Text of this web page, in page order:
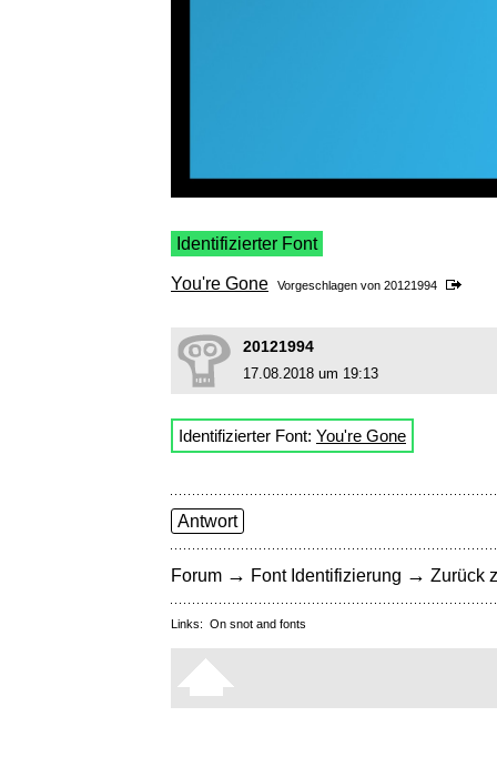
Identifizierter Font
You're Gone Vorgeschlagen von 20121994
20121994
17.08.2018 um 19:13
Identifizierter Font: You're Gone
Antwort
Forum → Font Identifizierung → Zurück
Links: On snot and fonts